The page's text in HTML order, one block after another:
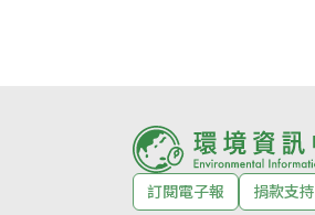
訂閱電子報
捐款支持